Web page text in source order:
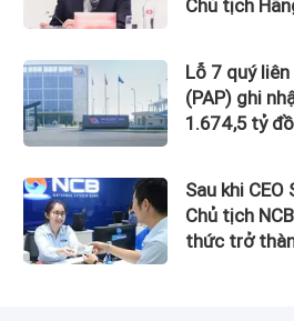
Chủ tịch
Lỗ 7 quý
(PAP) ghi
1.674,5 tỷ
Sau khi
Chủ tịch
thức trở